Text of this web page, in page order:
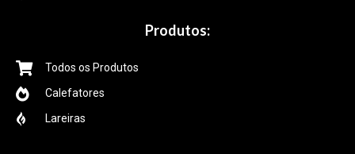
Produtos:
Todos os Produtos
Calefatores
Lareiras